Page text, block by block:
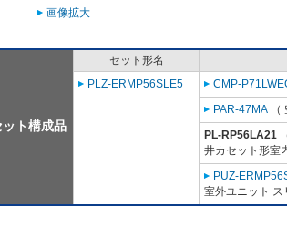
画像拡大
ット構成品
セット形名
PLZ-ERMP56SLE5
CMP-
PAR-47MA （
PL-RP56LA21
井カセット形室
PUZ-
室外ユニット ス